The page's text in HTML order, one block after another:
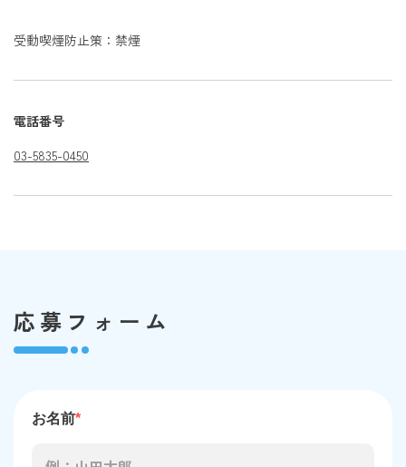
受動喫煙防止策：禁煙
電話番号
03-5835-0450
応募フォーム
お名前*